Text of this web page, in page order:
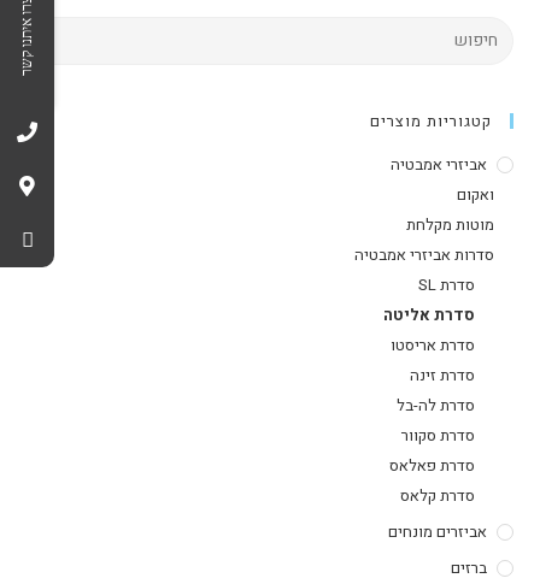
קטגוריות מוצרים
אביזרי אמבטיה
ואקום
מוטות מקלחת
סדרות אביזרי אמבטיה
סדרת SL
סדרת אליטה
סדרת אריסטו
סדרת זינה
סדרת לה-בל
סדרת סקוור
סדרת פאלאס
סדרת קלאס
אביזרים מונחים
ברזים
צרו איתנו קשר